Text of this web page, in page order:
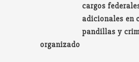
cargos
adicionales en
pandillas y
organizado